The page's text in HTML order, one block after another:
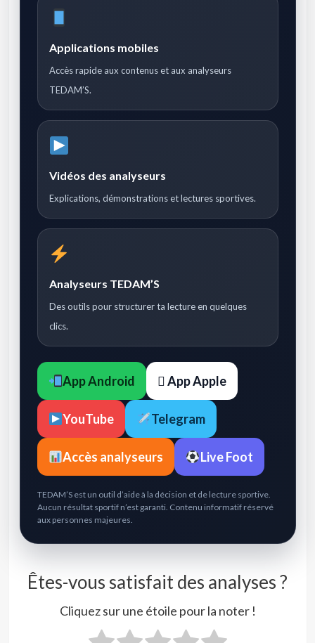
Applications mobiles
Accès rapide aux contenus et aux analyseurs
TEDAM’S.
Vidéos des analyseurs
Explications, démonstrations et lectures sportives.
Analyseurs TEDAM’S
Des outils pour structurer ta lecture en quelques
clics.
App Android  App Apple
YouTube Telegram
Accès analyseurs Live Foot
TEDAM’S est un outil d’aide à la décision et de lecture sportive.
Aucun résultat sportif n’est garanti. Contenu informatif réservé
aux personnes majeures.
Êtes-vous satisfait des analyses ?
Cliquez sur une étoile pour la noter !